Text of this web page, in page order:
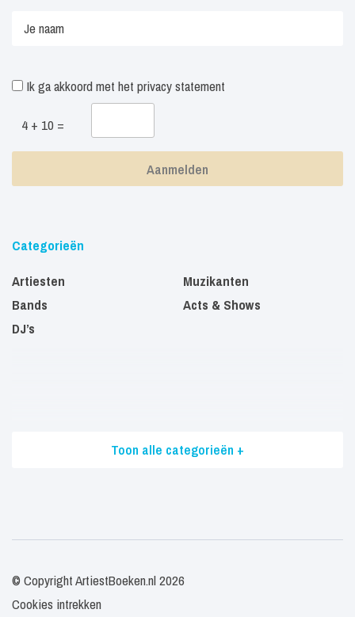
Ik ga akkoord met het privacy statement
4 + 10 =
Categorieën
Artiesten
Bands
DJ’s
Muzikanten
Acts & Shows
Toon alle categorieën +
© Copyright ArtiestBoeken.nl 2026
Cookies intrekken